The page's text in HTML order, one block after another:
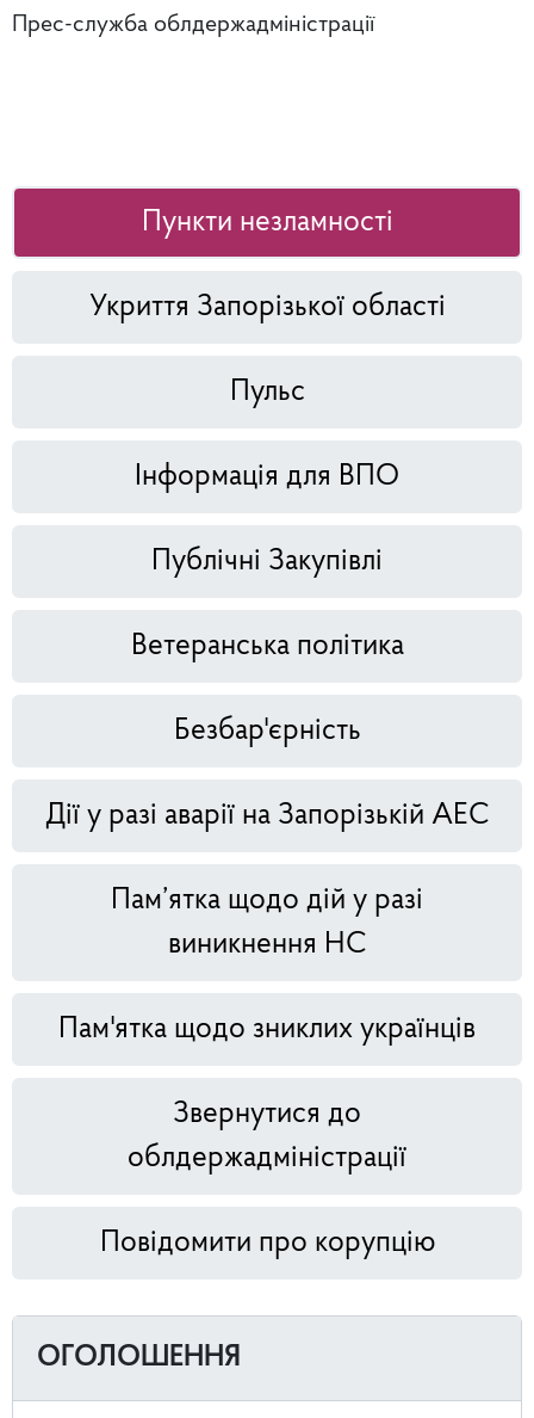
Прес-служба облдержадміністрації
Пункти незламності
Укриття Запорізької області
Пульс
Інформація для ВПО
Публічні Закупівлі
Ветеранська політика
Безбар'єрність
Дії у разі аварії на Запорізькій АЕС
Пам’ятка щодо дій у разі
виникнення НС
Пам'ятка щодо зниклих українців
Звернутися до
облдержадміністрації
Повідомити про корупцію
ОГОЛОШЕННЯ